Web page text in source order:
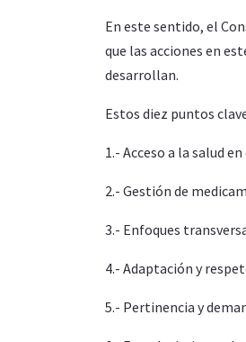
En este sentido, el
que las acciones en
desarrollan.
Estos diez puntos
1.- Acceso a la salud
2.- Gestión de
3.- Enfoques
4.- Adaptación y
5.- Pertinencia y